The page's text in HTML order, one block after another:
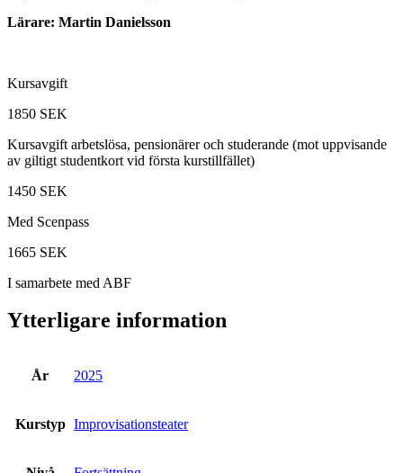
Lärare: Martin Danielsson
Kursavgift
1850 SEK
Kursavgift arbetslösa, pensionärer och studerande (mot uppvisande
av giltigt studentkort vid första kurstillfället)
1450 SEK
Med Scenpass
1665 SEK
I samarbete med ABF
Ytterligare information
År 2025
Kurstyp Improvisationsteater